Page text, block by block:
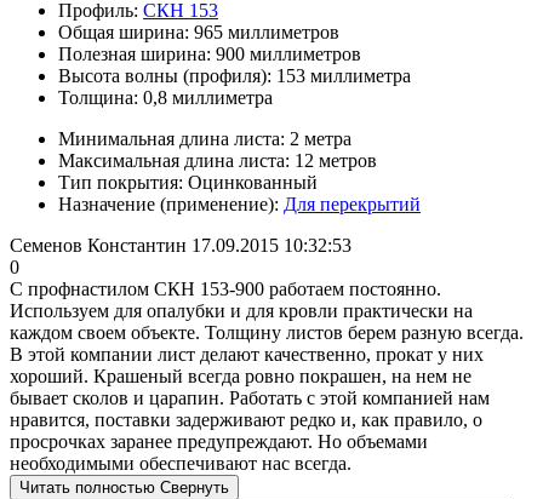
Профиль: СКН 153
Общая ширина: 965 миллиметров
Полезная ширина: 900 миллиметров
Высота волны (профиля): 153 миллиметра
Толщина: 0,8 миллиметра
Минимальная длина листа: 2 метра
Максимальная длина листа: 12 метров
Тип покрытия: Оцинкованный
Назначение (применение): Для перекрытий
Семенов Константин 17.09.2015 10:32:53
0
С профнастилом СКН 153-900 работаем постоянно.
Используем для опалубки и для кровли практически на
каждом своем объекте. Толщину листов берем разную всегда.
В этой компании лист делают качественно, прокат у них
хороший. Крашеный всегда ровно покрашен, на нем не
бывает сколов и царапин. Работать с этой компанией нам
нравится, поставки задерживают редко и, как правило, о
просрочках заранее предупреждают. Но объемами
необходимыми обеспечивают нас всегда.
Читать полностью Свернуть